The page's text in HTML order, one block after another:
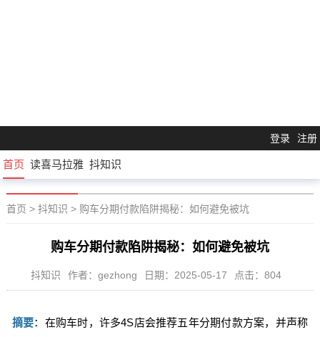
登录 注册
首页 读喜马拉雅 抖知识
首页 > 抖知识 > 购车分期付款陷阱揭秘：如何避免被坑
购车分期付款陷阱揭秘：如何避免被坑
抖知识 作者：gezhong 日期：2025-05-17 点击：804
摘要：在购车时，许多4S店会推荐五年分期付款方案，并声称